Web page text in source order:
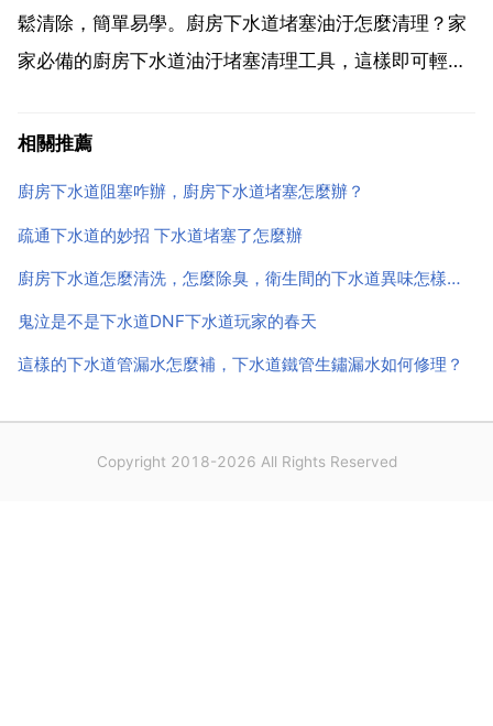
鬆清除，簡單易學。廚房下水道堵塞油汙怎麼清理？家
家必備的廚房下水道油汙堵塞清理工具，這樣即可輕鬆
通，不影響飯店正常營業 用燒鹼泡開水沖洗管道。針對
相關推薦
廚房下水道阻塞咋辦，廚房下水道堵塞怎麼辦？
疏通下水道的妙招 下水道堵塞了怎麼辦
廚房下水道怎麼清洗，怎麼除臭，衛生間的下水道異味怎樣去除
鬼泣是不是下水道DNF下水道玩家的春天
這樣的下水道管漏水怎麼補，下水道鐵管生鏽漏水如何修理？
Copyright 2018-2026 All Rights Reserved